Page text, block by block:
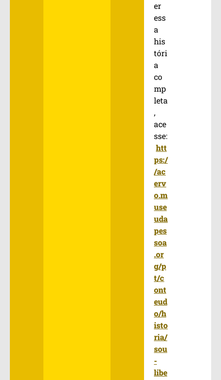
er
ess
a
his
tóri
a
co
mp
leta
,
ace
sse:
htt
ps:/
/ac
erv
o.m
use
uda
pes
soa
.or
g/p
t/c
ont
eud
o/h
isto
ria/
sou
-
libe